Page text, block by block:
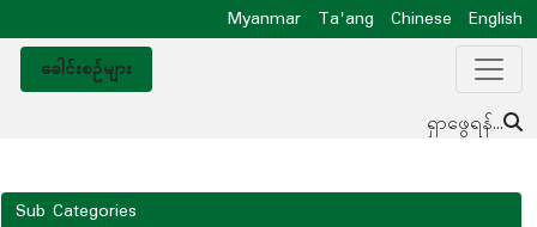
Myanmar Ta'ang Chinese
English
ခေါင်းစဥ်များ
ရှာဖွေရန်...
Sub Categories